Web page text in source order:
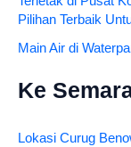
Pilihan Terbaik
Main Air di
Ke
Lokasi Curug